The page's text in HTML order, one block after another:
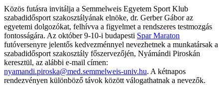
Közös futásra invitálja a Semmelweis Egyetem Sport Klub
szabadidősport szakosztályának elnöke, dr. Gerber Gábor az
egyetemi dolgozókat, felhívva a figyelmet a rendszeres testmozgás
fontosságára. Az október 9-10-i budapesti Spar Maraton
futóversenyre jelentős kedvezménnyel nevezhetnek a munkatársak a
szabadidősport szakosztály főszervezőjén, Nyámándi Piroskán
keresztül, az alábbi e-mail címen:
nyamandi.piroska@med.semmelweis-univ.hu. A kétnapos
rendezvényen különböző távok között válogathatnak a nevezők.